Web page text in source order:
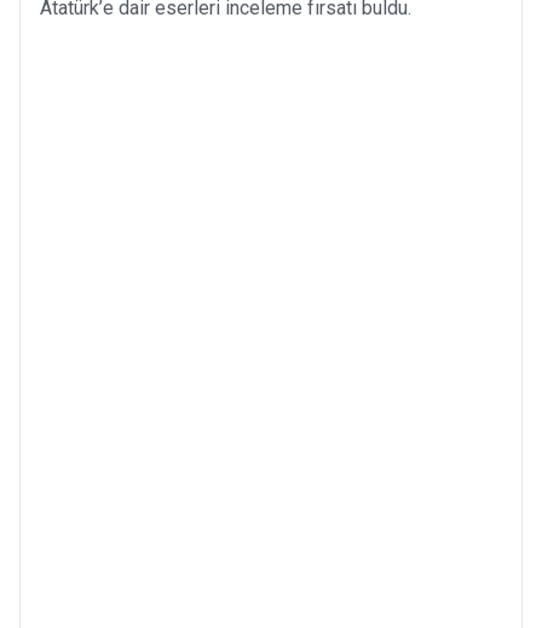
Atatürk’e dair eserleri inceleme fırsatı buldu.